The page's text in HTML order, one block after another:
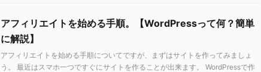
アフィリエイトを始める手順。【WordPressって何？簡単
に解説】
アフィリエイトを始める手順についてですが、まずはサイトを作ってみましょ
う。 最近はスマホ一つですぐにサイトを作ることが出来ます。 WordPressで作